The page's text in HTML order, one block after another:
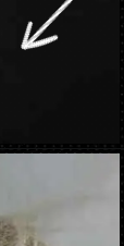
pixie-cut/